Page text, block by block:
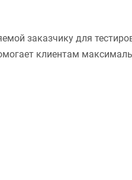
заказчику для
клиентам